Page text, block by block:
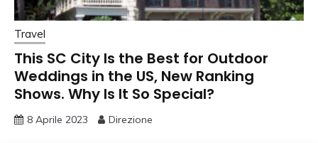
Travel
This SC City Is the Best for Outdoor
Weddings in the US, New Ranking
Shows. Why Is It So Special?
8 Aprile 2023 Direzione